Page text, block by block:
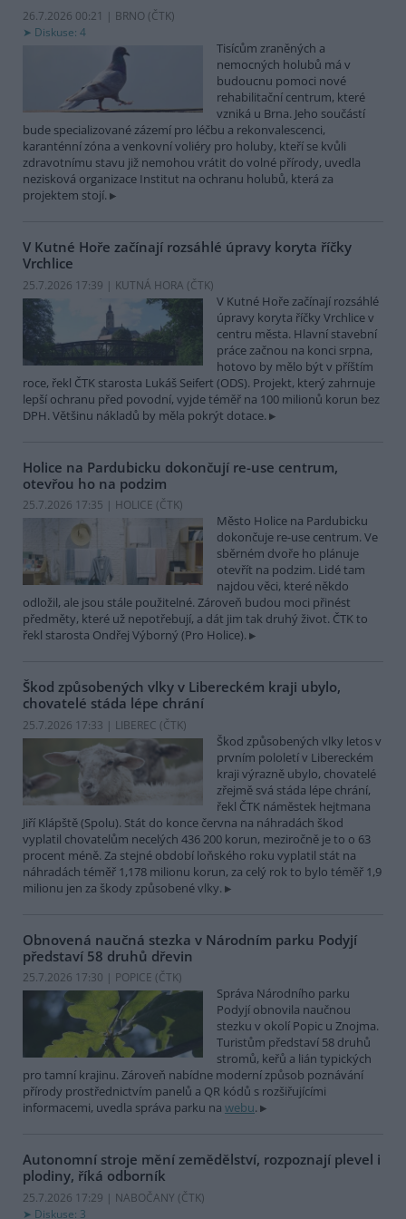
26.7.2026 00:21 | BRNO (ČTK)
Diskuse: 4
Tisícům zraněných a
nemocných holubů má v
budoucnu pomoci nové
rehabilitační centrum, které
vzniká u Brna. Jeho součástí
bude specializované zázemí pro léčbu a rekonvalescenci,
karanténní zóna a venkovní voliéry pro holuby, kteří se kvůli
zdravotnímu stavu již nemohou vrátit do volné přírody, uvedla
nezisková organizace Institut na ochranu holubů, která za
projektem stojí.
V Kutné Hoře začínají rozsáhlé úpravy koryta říčky
Vrchlice
25.7.2026 17:39 | KUTNÁ HORA (ČTK)
V Kutné Hoře začínají rozsáhlé
úpravy koryta říčky Vrchlice v
centru města. Hlavní stavební
práce začnou na konci srpna,
hotovo by mělo být v příštím
roce, řekl ČTK starosta Lukáš Seifert (ODS). Projekt, který zahrnuje
lepší ochranu před povodní, vyjde téměř na 100 milionů korun bez
DPH. Většinu nákladů by měla pokrýt dotace.
Holice na Pardubicku dokončují re-use centrum,
otevřou ho na podzim
25.7.2026 17:35 | HOLICE (ČTK)
Město Holice na Pardubicku
dokončuje re-use centrum. Ve
sběrném dvoře ho plánuje
otevřít na podzim. Lidé tam
najdou věci, které někdo
odložil, ale jsou stále použitelné. Zároveň budou moci přinést
předměty, které už nepotřebují, a dát jim tak druhý život. ČTK to
řekl starosta Ondřej Výborný (Pro Holice).
Škod způsobených vlky v Libereckém kraji ubylo,
chovatelé stáda lépe chrání
25.7.2026 17:33 | LIBEREC (ČTK)
Škod způsobených vlky letos v
prvním pololetí v Libereckém
kraji výrazně ubylo, chovatelé
zřejmě svá stáda lépe chrání,
řekl ČTK náměstek hejtmana
Jiří Klápště (Spolu). Stát do konce června na náhradách škod
vyplatil chovatelům necelých 436 200 korun, meziročně je to o 63
procent méně. Za stejné období loňského roku vyplatil stát na
náhradách téměř 1,178 milionu korun, za celý rok to bylo téměř 1,9
milionu jen za škody způsobené vlky.
Obnovená naučná stezka v Národním parku Podyjí
představí 58 druhů dřevin
25.7.2026 17:30 | POPICE (ČTK)
Správa Národního parku
Podyjí obnovila naučnou
stezku v okolí Popic u Znojma.
Turistům představí 58 druhů
stromů, keřů a lián typických
pro tamní krajinu. Zároveň nabídne moderní způsob poznávání
přírody prostřednictvím panelů a QR kódů s rozšiřujícími
informacemi, uvedla správa parku na webu.
Autonomní stroje mění zemědělství, rozpoznají plevel i
plodiny, říká odborník
25.7.2026 17:29 | NABOČANY (ČTK)
Diskuse: 3